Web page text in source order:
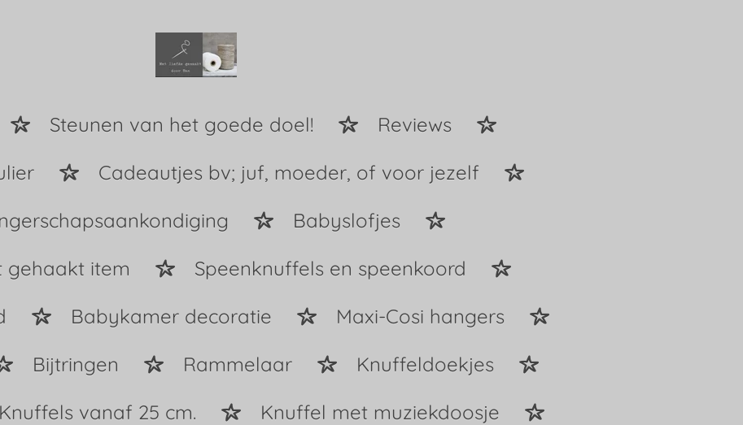
Steunen van het goede doel!
Reviews
Cadeautjes bv; juf, moeder, of voor jezelf
Babyslofjes
gehaakt item
Speenknuffels en speenkoord
Babykamer decoratie
Maxi-Cosi hangers
Bijtringen Rammelaar
Knuffeldoekjes
Knuffels vanaf 25 cm.
Knuffel met muziekdoosje